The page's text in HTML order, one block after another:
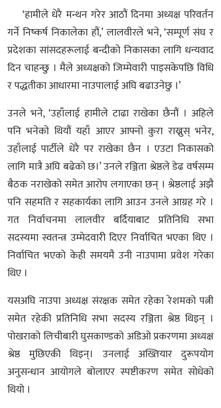
‘हामीले धेरै मन्थन गरेर आठौं दिनमा अध्यक्ष परिवर्तन
गर्ने निष्कर्ष निकालेका हौं,’ लालवीरले भने, ‘सम्पूर्ण संघ र
प्रदेशका सांसदहरूलाई बन्दीको निकासका लागि धन्यवाद
दिन चाहन्छु । मैले अध्यक्षको जिम्मेवारी पाइसकेपछि विधि
र पद्धतीका आधारमा नाउपालाई अघि बढाउनेछु ।’
उनले भने, ‘उहाँलाई हामीले टाढा राखेका छैनौं । अहिले
पनि भनेको थियौं यहाँ आएर आफ्नो कुरा राख्नुस् भनेर,
उहाँलाई पार्टीले धेरै पर राखेका छैन । एउटा निकासको
लागि मात्रै अघि बढेको छ।’ उनले रञ्जिता श्रेष्ठले डेढ वर्षसम्म
बैठक नराखेको समेत आरोप लगाएका छन् । श्रेष्ठलाई अझै
पनि सहमति र सहकार्यका लागि आउन उनले आग्रह गरे ।
गत निर्वाचनमा लालवीर बर्दियाबाट प्रतिनिधि सभा
सदस्यमा स्वतन्त्र उम्मेदवारी दिएर निर्वाचित भएका थिए ।
निर्वाचित भएको केही समयमै उनी नाउपामा प्रवेश गरेका
थिए ।
यसअघि नाउपा अध्यक्ष संरक्षक समेत रहेका रेशमको पत्नी
समेत रहेकी प्रतिनिधि सभा सदस्य रञ्जिता श्रेष्ठ थिइन् ।
पोखराको लिचीबारी घुसकाण्डको अडिओ प्रकरणमा अध्यक्ष
श्रेष्ठ मुछिएकी थिइन्। उनलाई अख्तियार दुरूपयोग
अनुसन्धान आयोगले बोलाएर स्पष्टीकरण समेत सोधेको
थियो ।